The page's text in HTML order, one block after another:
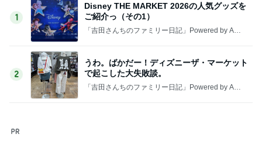
4
イギリス版フリマ！カーブーツセールに行っ
てきた！！私的お宝発見☆
キャラクター大好き！コロ助の2回目ロンドン生活
5
東京ディズニーランドとシーで嬉しいニュー
スが目白押し
「吉田さんちのファミリー日記」Powered by Ame